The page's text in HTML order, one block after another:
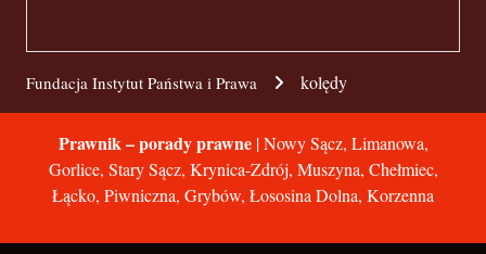
Fundacja Instytut Państwa i Prawa kolędy
Prawnik – porady prawne| Nowy Sącz, Limanowa,
Gorlice, Stary Sącz, Krynica-Zdrój, Muszyna, Chełmiec,
Łącko, Piwniczna, Grybów, Łososina Dolna, Korzenna